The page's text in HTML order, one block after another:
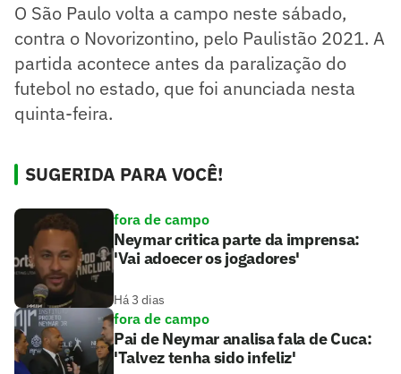
O São Paulo volta a campo neste sábado,
contra o Novorizontino, pelo Paulistão 2021. A
partida acontece antes da paralização do
futebol no estado, que foi anunciada nesta
quinta-feira.
SUGERIDA PARA VOCÊ!
fora de campo
Neymar critica parte da imprensa:
'Vai adoecer os jogadores'
Há 3 dias
fora de campo
Pai de Neymar analisa fala de Cuca:
'Talvez tenha sido infeliz'